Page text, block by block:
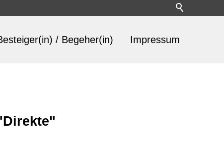
/ Begeher(in) Impressum